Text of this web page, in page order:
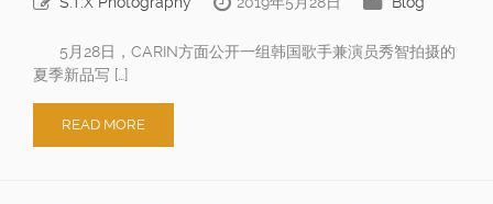
5月28日，CARIN方面公开一组韩国歌手兼演员秀智拍摄的
夏季新品写 […]
READ MORE